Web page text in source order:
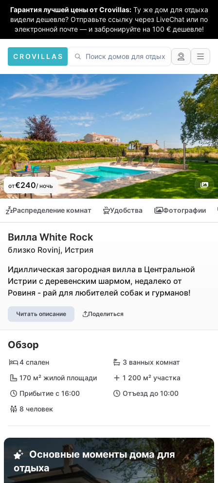
Гарантия лучшей цены от Crovillas: Ту же дом для отдыха
видели дешевле? Отправьте ссылку через LiveChat или по
электронной почте — и забронируйте на 100 € дешевле!
CROVILLAS
от€240/ ночь
Распределение комнат Удобства Фотографии
Вилла White Rock
близко Rovinj, Истрия
Идиллическая загородная вилла в Центральной
Истрии с деревенским шармом, недалеко от
Ровиня - рай для любителей собак и гурманов!
Читать описание Поделиться
Обзор
4 спален
3 ванных комнат
170 м² жилой площади
1 200 м² участка
Прибытие с 16:00
Отъезд до 10:00
8 человек
Основные моменты дома для
отдыха